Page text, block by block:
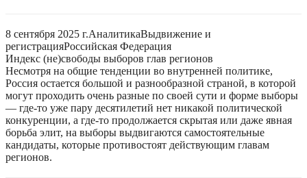
8 сентября 2025 г.АналитикаВыдвижение и
регистрацияРоссийская Федерация
Индекс (не)свободы выборов глав регионов
Несмотря на общие тенденции во внутренней политике,
Россия остается большой и разнообразной страной, в которой
могут проходить очень разные по своей сути и форме выборы
— где-то уже пару десятилетий нет никакой политической
конкуренции, а где-то продолжается скрытая или даже явная
борьба элит, на выборы выдвигаются самостоятельные
кандидаты, которые противостоят действующим главам
регионов.